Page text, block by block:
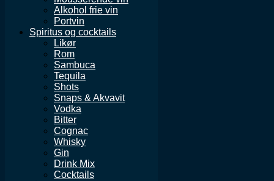
Alkohol frie vin
Portvin
Spiritus og cocktails
Likør
Rom
Sambuca
Tequila
Shots
Snaps & Akvavit
Vodka
Bitter
Cognac
Whisky
Gin
Drink Mix
Cocktails